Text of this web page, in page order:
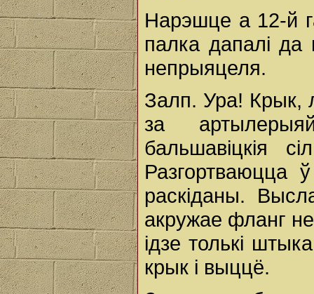
Нарэшце а 12-й
палка дапалі
непрыяцеля.
Залп. Ура! Крык,
за
бальшавіцкія
Разгортваюцца
раскіданы.
акружае фланг
ідзе толькі
крык і выццё.